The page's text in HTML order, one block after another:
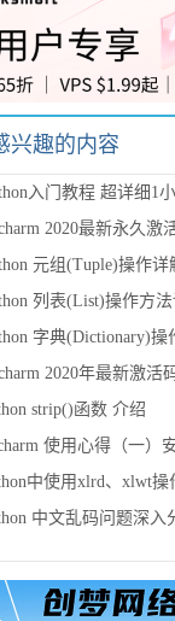
兴趣的内容
入门教程 超详细1
2020最新永久激活码（附最
元组(Tuple)操作详
列表(List)操作方
字典(Dictionary)操
2020年最新激活码
strip()函数 介绍
使用心得（一）安
中使用xlrd、xlwt操作
中文乱码问题深入